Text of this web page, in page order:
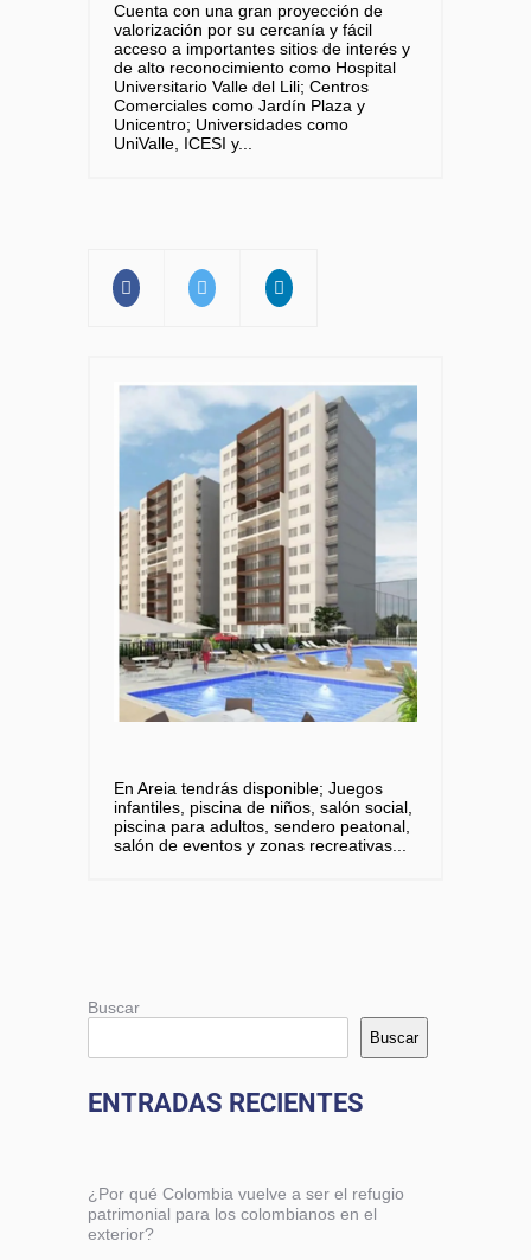
Cuenta con una gran proyección de
valorización por su cercanía y fácil
acceso a importantes sitios de interés y
de alto reconocimiento como Hospital
Universitario Valle del Lili; Centros
Comerciales como Jardín Plaza y
Unicentro; Universidades como
UniValle, ICESI y
En Areia tendrás disponible; Juegos
infantiles, piscina de niños, salón social,
piscina para adultos, sendero peatonal,
salón de eventos y zonas recreativas
Buscar
Buscar
ENTRADAS RECIENTES
¿Por qué Colombia vuelve a ser el refugio
patrimonial para los colombianos en el
exterior?